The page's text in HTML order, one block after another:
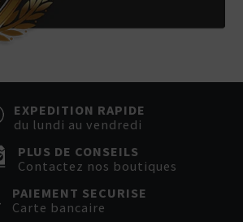
EXPEDITION RAPIDE
du lundi au vendredi
PLUS DE CONSEILS
Contactez nos boutiques
PAIEMENT SECURISE
Carte bancaire